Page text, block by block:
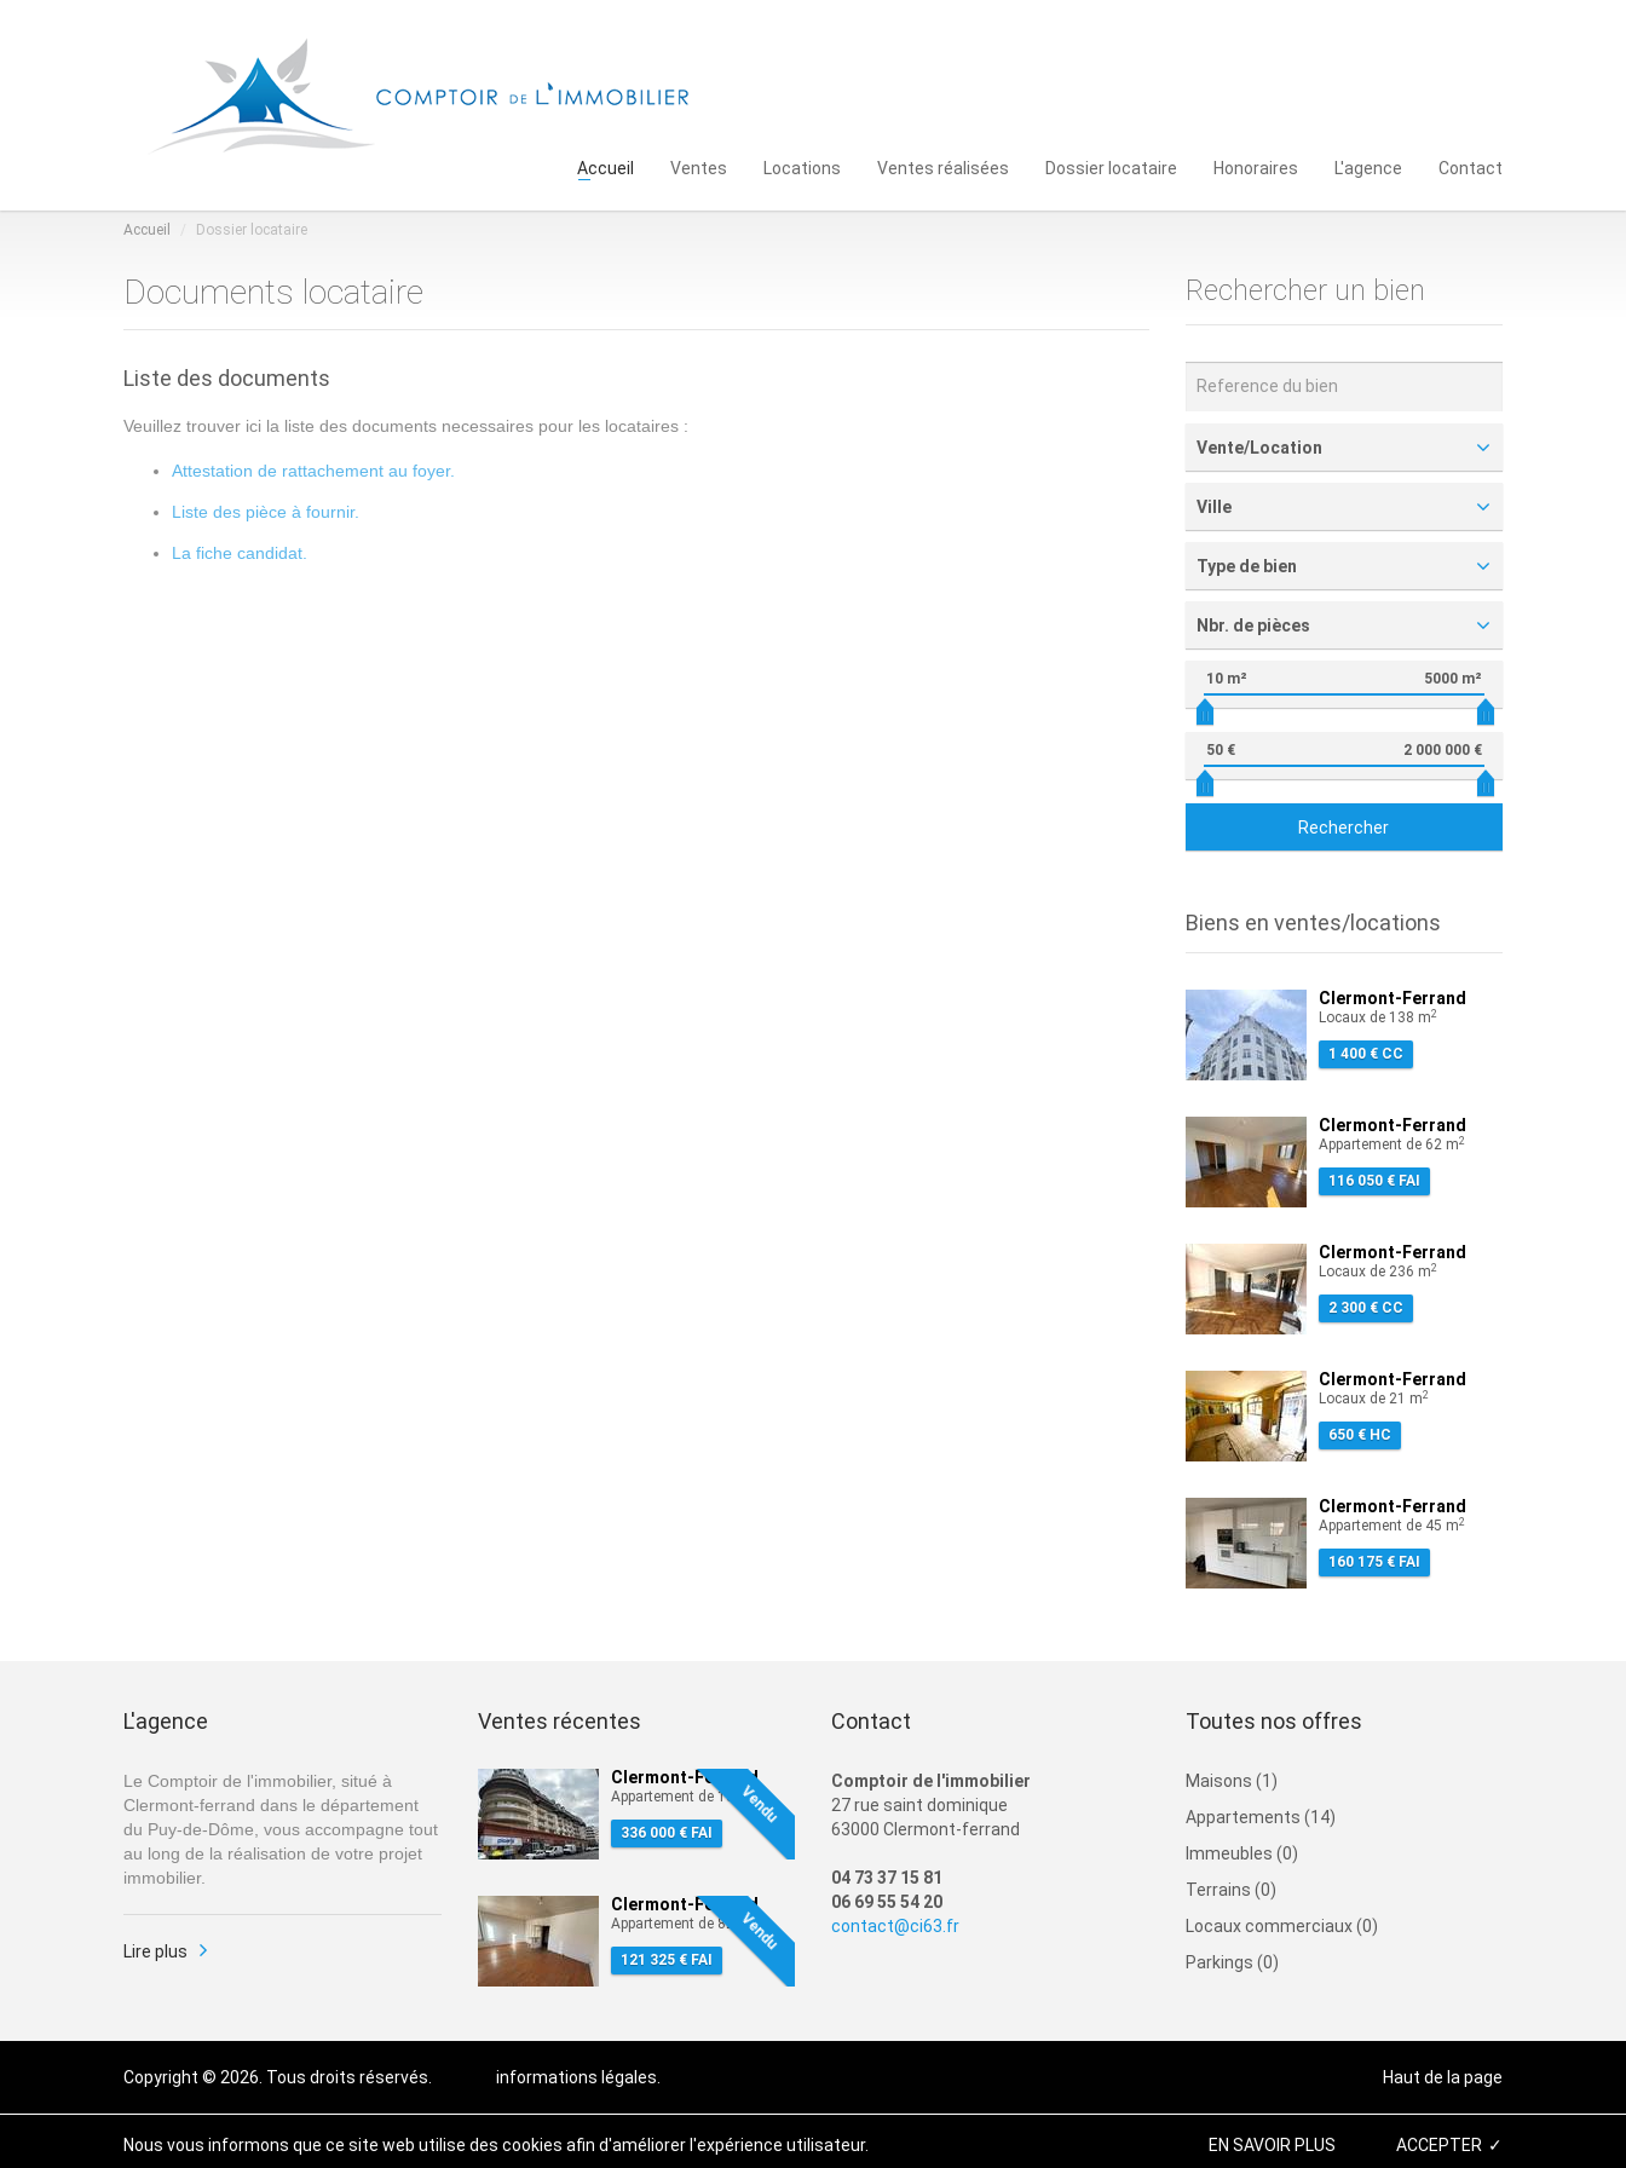
Accueil Ventes Locations Ventes réalisées Dossier locataire Honoraires L'agence Contact
Accueil Dossier locataire
Documents locataire
Liste des documents
Veuillez trouver ici la liste des documents necessaires pour les locataires :
Attestation de rattachement au foyer.
Liste des pièce à fournir.
La fiche candidat.
Rechercher un bien
Vente/Location
Ville
Type de bien
Nbr. de pièces
10 m² 5000 m²
50 € 2 000 000 €
Rechercher
Biens en ventes/locations
Clermont-Ferrand
Locaux de 138 m2
1 400 € CC
Clermont-Ferrand
Appartement de 62 m2
116 050 € FAI
Clermont-Ferrand
Locaux de 236 m2
2 300 € CC
Clermont-Ferrand
Locaux de 21 m2
650 € HC
Clermont-Ferrand
Appartement de 45 m2
160 175 € FAI
L'agence
Le Comptoir de l'immobilier, situé à
Clermont-ferrand dans le département
du Puy-de-Dôme, vous accompagne tout
au long de la réalisation de votre projet
immobilier.
Lire plus
Ventes récentes
Vendu
Clermont-Ferrand
Appartement de 100 m
336 000 € FAI
Vendu
Clermont-Ferrand
Appartement de 82 m2
121 325 € FAI
Contact
Comptoir de l'immobilier
27 rue saint dominique
63000 Clermont-ferrand
04 73 37 15 81
06 69 55 54 20
contact@ci63.fr
Toutes nos offres
Maisons (1)
Appartements (14)
Immeubles (0)
Terrains (0)
Locaux commerciaux (0)
Parkings (0)
Copyright © 2026. Tous droits réservés. informations légales. Haut de la page
Nous vous informons que ce site web utilise des cookies afin d'améliorer l'expérience utilisateur. EN SAVOIR PLUS ACCEPTER